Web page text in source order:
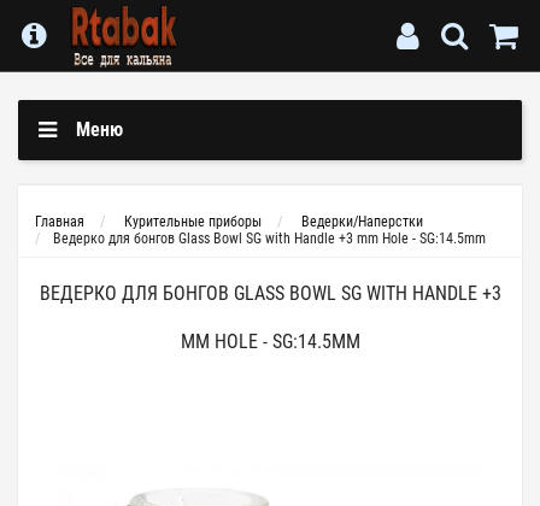
Меню
Главная Курительные приборы
Ведерки/Наперстки
Ведерко для бонгов Glass Bowl SG with Handle +3 mm Hole - SG:14.5mm
ВЕДЕРКО ДЛЯ БОНГОВ GLASS BOWL SG WITH HANDLE +3
MM HOLE - SG:14.5MM